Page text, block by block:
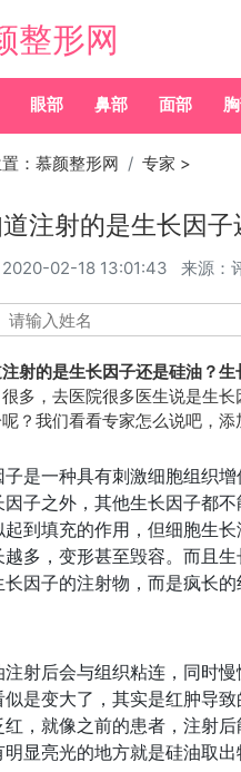
整形网
眼部 鼻部 面部
： 慕颜整形网 专家 >
注射的是生长因
2020-02-18 13:01:43 来源：
射的是生长因子还是硅油？
多，去医院很多医生说是生
？我们看看专家怎么说吧，
子是一种具有刺激细胞组织
因子之外，其他生长因子都
起到填充的作用，但细胞生
越多，变形甚至毁容。而且
因子的注射物，而是疯长的
注射后会与组织粘连，同时
似是变大了，其实是红肿导
红，就像之前的患者，注射
显亮光的地方就是硅油取出